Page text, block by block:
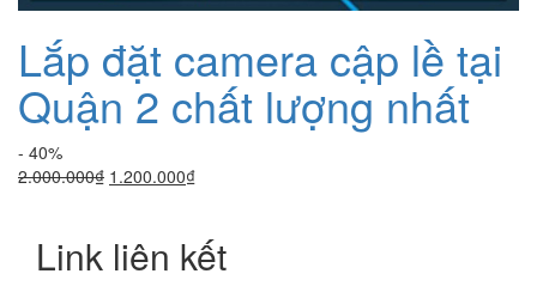
Lắp đặt camera cập lề tại
Quận 2 chất lượng nhất
- 40%
2.000.000₫ Giá
2.000.000₫.
1.200.000₫Giá
là:
1.200.000₫.
Link liên kết